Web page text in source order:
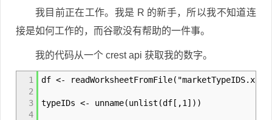
我目前正在工作。我是 R 的新手，所以我不知道连
接是如何工作的，而谷歌没有帮助的一件事。
我的代码从一个 crest api 获取我的数字。
1
2
3
4
df <-
typeIDs <- unname(unlist(df[,1]))